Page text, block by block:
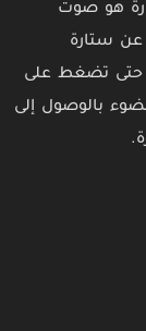
هو صوت
عن ستارة
حتى تضغط على
بالوصول إلى